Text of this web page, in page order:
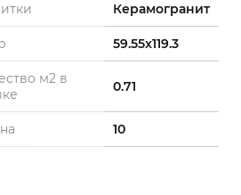
Керамогранит
59.55x119.3
м2 в
0.71
10